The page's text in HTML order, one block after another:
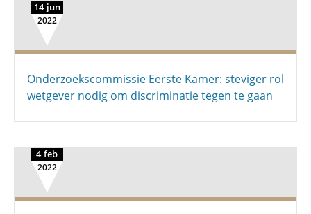
14 jun
2022
Onderzoekscommissie Eerste Kamer: steviger rol
wetgever nodig om discriminatie tegen te gaan
4 feb
2022